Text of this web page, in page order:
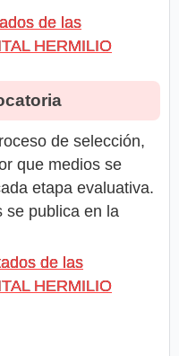
de las
HERMILIO
de selección,
que medios se
etapa evaluativa.
se publica en la
de las
HERMILIO